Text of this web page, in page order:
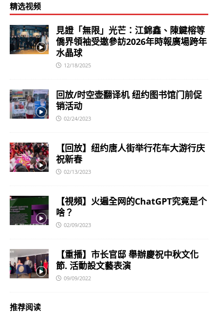
精选视频
見證「無限」光芒：江錦鑫、陳鍵榕等
僑界領袖受邀參訪2026年時報廣場跨年
水晶球
12/18/2025
回放/时空壶翻译机 纽约图书馆门前促
销活动
02/24/2023
【回放】纽约唐人街举行花车大游行庆
祝新春
02/13/2023
【視頻】火遍全网的ChatGPT究竟是个
啥？
02/09/2023
【重播】市长官邸 舉辦慶祝中秋文化
節. 活動設文藝表演
09/09/2022
推荐阅读